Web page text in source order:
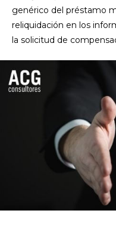
genérico del préstamo
reliquidación en los
la solicitud de